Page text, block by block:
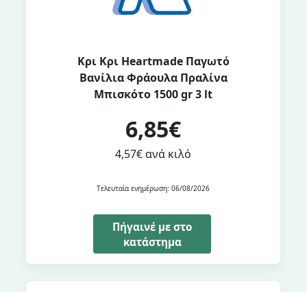
Κρι Κρι Heartmade Παγωτό
Βανίλια Φράουλα Πραλίνα
Μπισκότο 1500 gr 3 lt
6,85€
4,57€ ανά κιλό
Τελευταία ενημέρωση: 06/08/2026
Πήγαινέ με στο
κατάστημα